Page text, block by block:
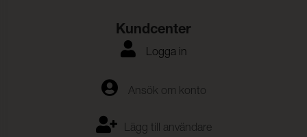
Kundcenter
Logga in
Ansök om konto
Lägg till användare